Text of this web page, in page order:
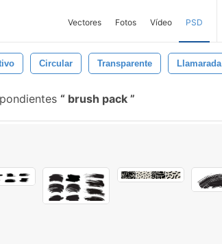
Vectores Fotos Vídeo PSD
Circular Transparente Llamarada
brush pack